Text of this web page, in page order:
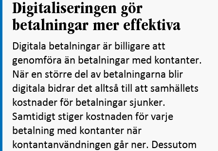
Digitaliseringen gör
betalningar mer effektiva
Digitala betalningar är billigare att
genomföra än betalningar med kontanter.
När en större del av betalningarna blir
digitala bidrar det alltså till att samhällets
kostnader för betalningar sjunker.
Samtidigt stiger kostnaden för varje
betalning med kontanter när
kontantanvändningen går ner. Dessutom